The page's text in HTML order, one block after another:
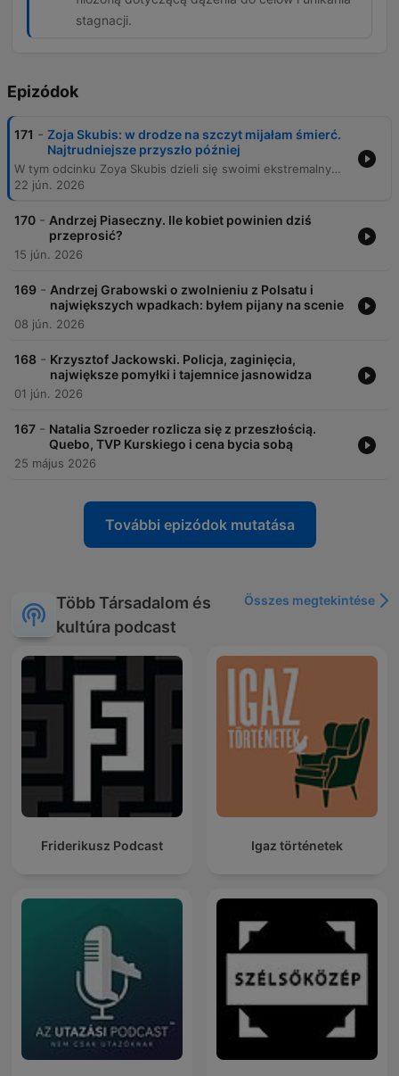
stagnacji.
Epizódok
171 - Zoja Skubis: w drodze na szczyt mijałam śmierć.
Najtrudniejsze przyszło później
W tym odcinku Zoya Skubis dzieli się swoimi ekstremalnymi doświadczeniami z wypraw na ośmiotysięczniki, w tym Mount Everest, oraz relacjami z podróży do Afganistanu i na Antarktydę. Rozmawiamy o technicznych i fizjologicznych wyzwaniach wysokogórskiej wspinaczki, mitach dotyczących ekologii na szczytach oraz o trudnych aspektach dokumentowania konfliktów i sytuacji politycznych, takich jak wojna w Ukrainie. Rozmowa wykracza poza granice sportu, dotykając tematów psychologicznych: od radzenia sobie ze stratą bliskich i depresją, po analizę tożsamości i presji w pokolencie Z. Zoya refleksuje nad rolą mediów społecznościowych, systemem edukacji oraz poszukiwaniem własnej ścieżki w świecie pełnym oczekiwań i cyfrowego przebodźcowania.
22 jún. 2026
170 - Andrzej Piaseczny. Ile kobiet powinien dziś
przeprosić?
15 jún. 2026
169 - Andrzej Grabowski o zwolnieniu z Polsatu i
największych wpadkach: byłem pijany na scenie
08 jún. 2026
168 - Krzysztof Jackowski. Policja, zaginięcia,
największe pomyłki i tajemnice jasnowidza
01 jún. 2026
167 - Natalia Szroeder rozlicza się z przeszłością.
Quebo, TVP Kurskiego i cena bycia sobą
25 május 2026
További epizódok mutatása
Több Társadalom és
kultúra podcast
Összes megtekintése
Friderikusz Podcast Igaz történetek